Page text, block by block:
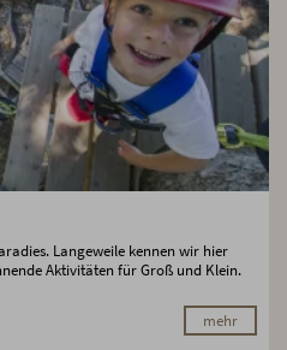
Langeweile kennen wir hier
Aktivitäten für Groß und Klein.
mehr